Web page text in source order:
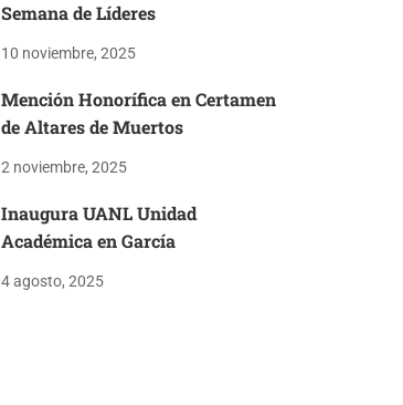
Semana de Líderes
10 noviembre, 2025
Mención Honorífica en Certamen
de Altares de Muertos
2 noviembre, 2025
Inaugura UANL Unidad
Académica en García
4 agosto, 2025